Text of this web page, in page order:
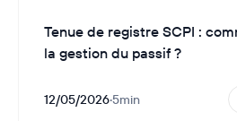
Tenue de registre SCPI :
la gestion du passif ?
12/05/2026·5min